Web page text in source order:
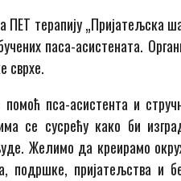
терапију „Пријатељска
паса-асистената.
сврхе.
помоћ пса-асистента и
се сусрећу како би
Желимо да креирамо
подршке, пријатељства и